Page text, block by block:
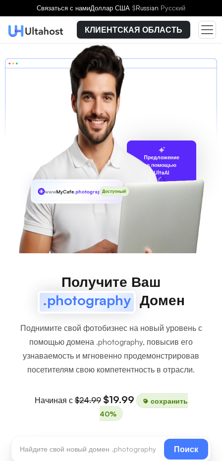
Связаться с намиДоллар США $Russian Русский
КЛИЕНТСКАЯ ОБЛАСТЬ
Предложение
с помощью
UltaAI
wwwMyCafe.photographyДоступный!
Получите Ваш
.photography Домен
Поднимите свой фотобизнес на новый уровень с
помощью домена .photography, повысив его
узнаваемость и мгновенно продемонстрировав
посетителям свою компетентность в отрасли.
Начиная с$24.99 $19.99
сохранить
40%
Поиск